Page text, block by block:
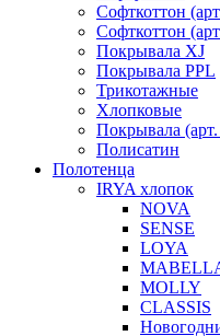
Софткоттон
Софткоттон
Покрывала XJ
Покрывала PPL
Трикотажные
Хлопковые
Покрывала
Полисатин
Полотенца
IRYA хлопок
NOVA
SENSE
LOYA
MOLLY
CLASSIS